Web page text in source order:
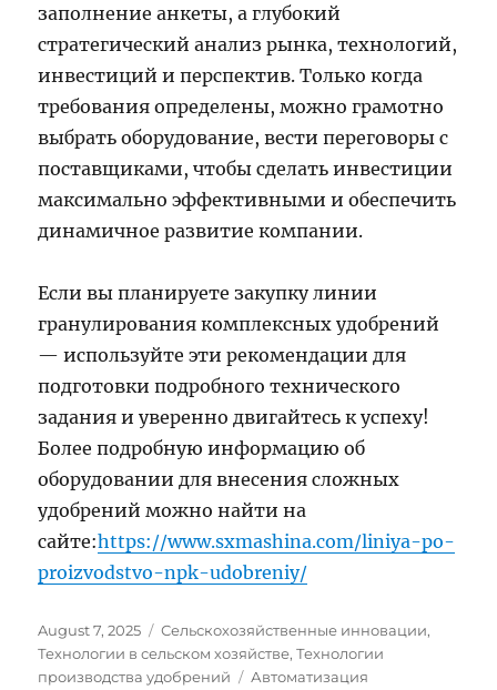
заполнение анкеты, а глубокий
стратегический анализ рынка, технологий,
инвестиций и перспектив. Только когда
требования определены, можно грамотно
выбрать оборудование, вести переговоры с
поставщиками, чтобы сделать инвестиции
максимально эффективными и обеспечить
динамичное развитие компании.
Если вы планируете закупку линии
гранулирования комплексных удобрений
— используйте эти рекомендации для
подготовки подробного технического
задания и уверенно двигайтесь к успеху!
Более подробную информацию об
оборудовании для внесения сложных
удобрений можно найти на
сайте:https://www.sxmashina.com/liniya-po-
proizvodstvo-npk-udobreniy/
Posted
on
August 7, 2025 Categories
Сельскохозяйственные инновации,
Технологии в сельском хозяйстве,Технологии
производства удобрений
Tags
Автоматизация